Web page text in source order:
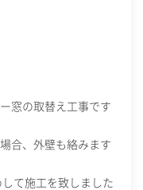
窓の取替え工事です
合、外壁も絡みます
て施工を致しました